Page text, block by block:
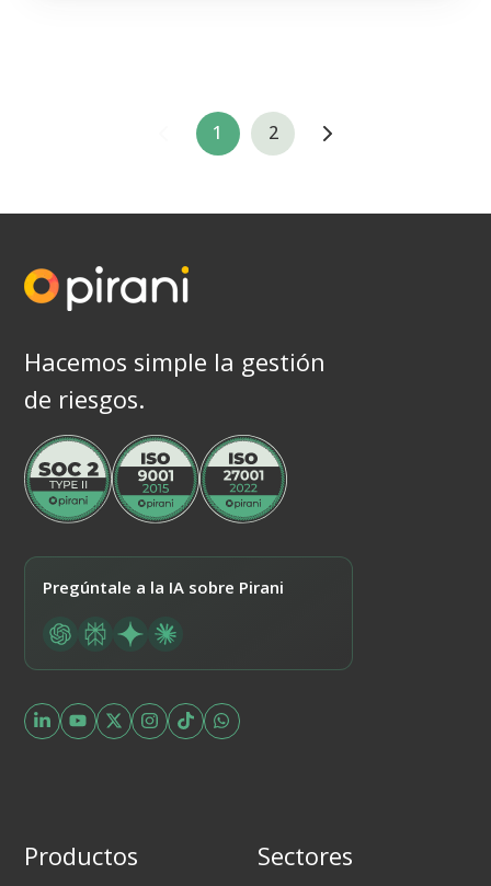
1 2
Hacemos simple la gestión
de riesgos.
Pregúntale a la IA sobre Pirani
Productos Sectores